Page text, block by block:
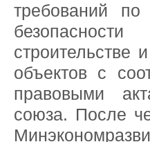
требований
строительстве
объектов с
правовыми
союза. После